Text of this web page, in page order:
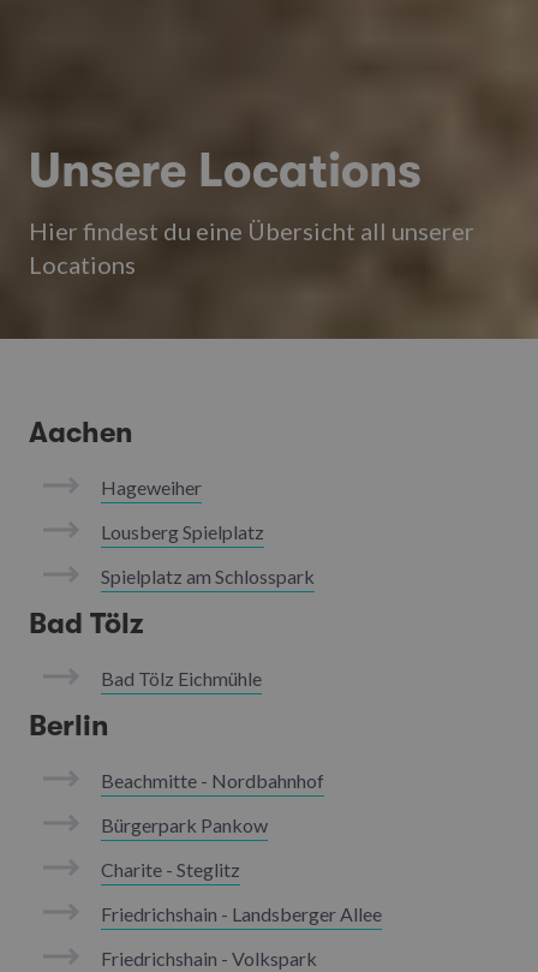
Unsere Locations
Hier findest du eine Übersicht all unserer
Locations
Aachen
Hageweiher
Lousberg Spielplatz
Spielplatz am Schlosspark
Bad Tölz
Bad Tölz Eichmühle
Berlin
Beachmitte - Nordbahnhof
Bürgerpark Pankow
Charite - Steglitz
Friedrichshain - Landsberger Allee
Friedrichshain - Volkspark